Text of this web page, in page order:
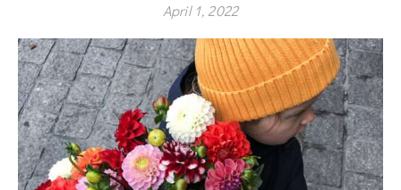
April 1, 2022